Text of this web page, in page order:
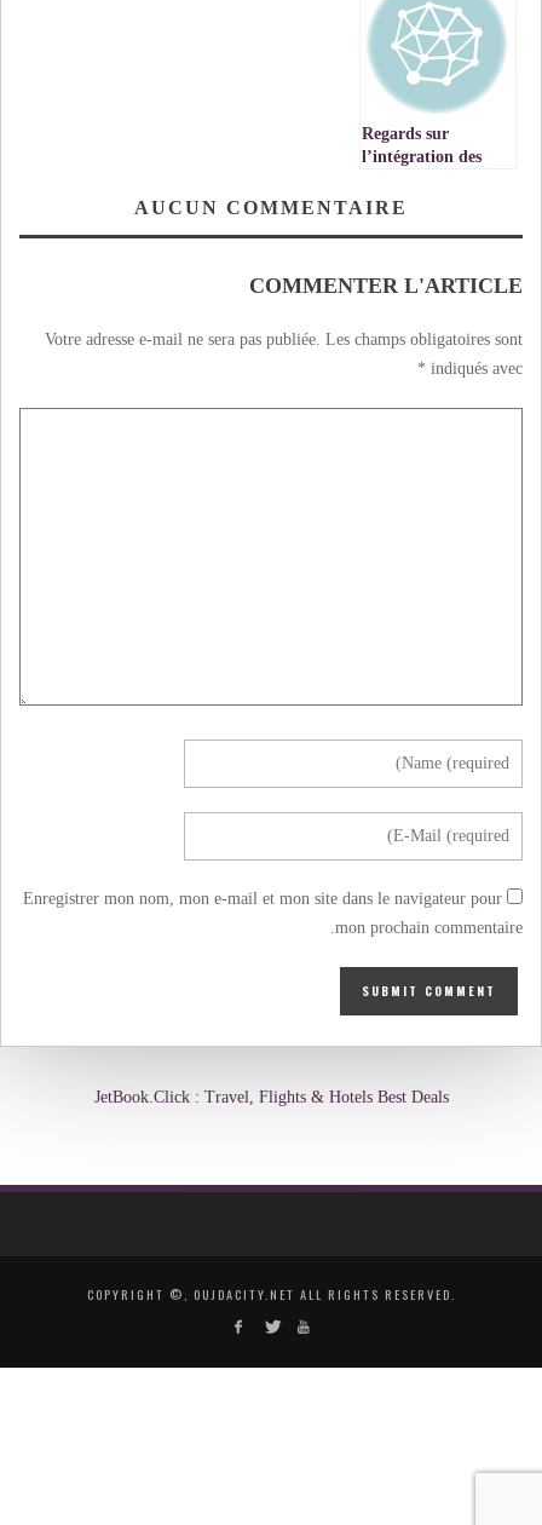
Regards sur
l’intégration des
Se situer
AUCUN COMMENTAIRE
COMMENTER L'ARTICLE
Votre adresse e-mail ne sera pas publiée. Les champs obligatoires sont
indiqués avec
*
Enregistrer mon nom, mon e-mail et mon site dans le navigateur pour
mon prochain commentaire.
JetBook.Click : Travel, Flights & Hotels Best Deals
COPYRIGHT ©, OUJDACITY.NET ALL RIGHTS RESERVED.